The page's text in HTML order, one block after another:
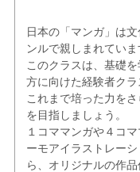
日本の「マンガ」は
ンルで親しまれていま
このクラスは、基礎
方に向けた経験者クラ
これまで培った力を
を目指しましょう。
１コママンガや４コ
ーモアイラストレー
ら、オリジナルの作品